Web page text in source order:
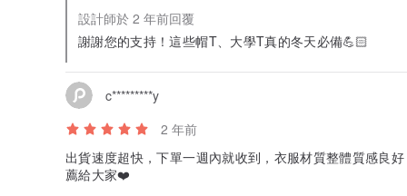
設計師於 2 年前回覆
謝謝您的支持！這些帽T、大學T真的冬天必備💪🏻
c*********y
2 年前
出貨速度超快，下單一週內就收到，衣服材質整體質感良
薦給大家❤️